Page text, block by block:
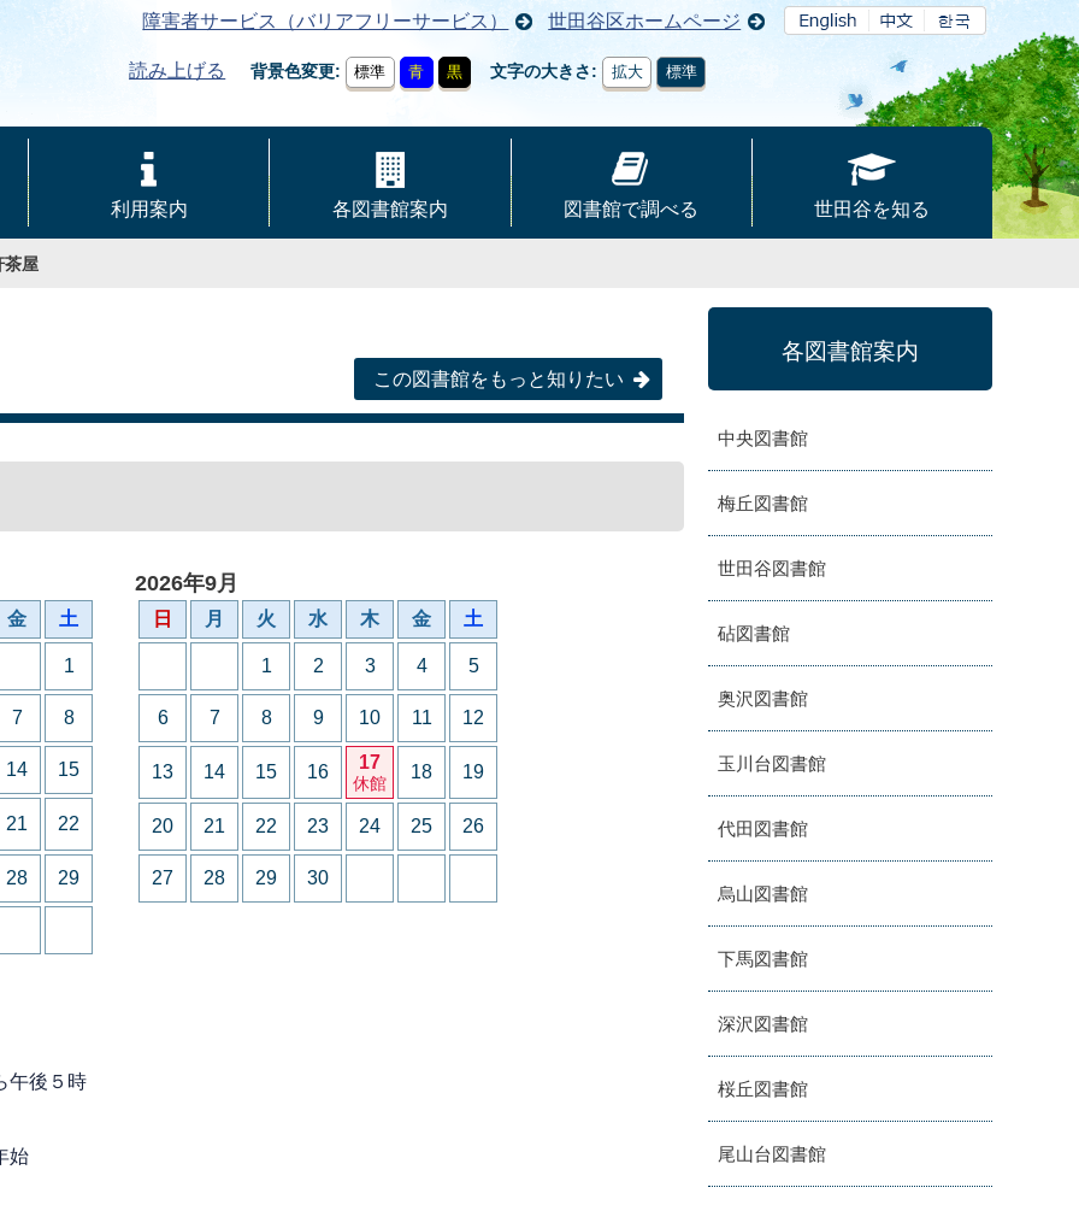
障害者サービス（バリアフリーサービス） 世田谷区ホームページ
読み上げる 背景色変更 標準 青 黒 文字の大きさ 拡大 標準
利用案内 各図書館案内 図書館で調べる 世田谷を知る
茶屋
この図書館をもっと知りたい
金 土
1
7 8
14 15
21 22
28 29
2026年9月
日 月 火 水 木 金 土
1 2 3 4 5
6 7 8 9 10 11 12
13 14 15 16 17
休館
18 19
20 21 22 23 24 25 26
27 28 29 30
午後５時
始
各図書館案内
中央図書館
梅丘図書館
世田谷図書館
砧図書館
奥沢図書館
玉川台図書館
代田図書館
烏山図書館
下馬図書館
深沢図書館
桜丘図書館
尾山台図書館